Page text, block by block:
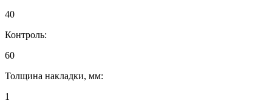
40
Контроль:
60
Толщина накладки, мм:
1